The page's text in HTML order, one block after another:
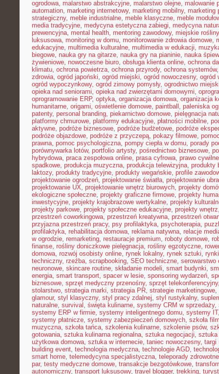
ogrodowa, malarstwo abstrakcyjne, malarstwo olejne, malowanie
automation, marketing internetowy, marketing mobilny, marketing
strategiczny, meble industrialne, meble klasyczne, meble
media tradycyjne, medycyna estetyczna zabiegi, medycyna
prewencyjna, mental health, mentoring zawodowy, miejskie rośliny
luksusowa, monitoring w domu, monitorowanie zdrowia domowe,
edukacyjne, multimedia kulturalne, multimedia w edukacji,
biegowe, nauka gry na gitarze, nauka gry na pianinie, nauka
żywieniowe, nowoczesne biuro, obsługa klienta online, ochrona
klimatu, ochrona powietrza, ochrona przyrody, ochrona systemów
zdrowia, ogród japoński, ogród miejski, ogród nowoczesny, ogród
ogród wypoczynkowy, ogród zimowy pomysły, ogrodnictwo
opieka nad seniorami, opieka nad zwierzętami domowymi,
oprogramowanie ERP, optyka, organizacja domowa, organizacja
humanitarne, origami, oświetlenie domowe, paintball , paleniska
patenty, personal branding, piekarnictwo domowe, pielęgnacja
platformy chmurowe, platformy edukacyjne, płatności mobilne,
aktywne, podróże biznesowe, podróże budżetowe, podróże
podróże objazdowe, podróże z przyczepą, pokazy filmowe,
prawna, pomoc psychologiczna, pompy ciepła w domu, porady
porównywarka lotów, portfolio artysty, pośrednictwo biznesowe,
hybrydowa, praca zespołowa online, prasa cyfrowa, prawo
spadkowe, produkcja muzyczna, produkcja telewizyjna, produkty
laktozy, produkty tradycyjne, produkty wegańskie, profile
projektowanie ogrodzeń, projektowanie światła, projektowanie
projektowanie UX, projektowanie wnętrz biurowych, projekty
ekologiczne społeczne, projekty graficzne firmowe, projekty
inwestycyjne, projekty krajobrazowe wertykalne, projekty
projekty parkowe, projekty społeczne edukacyjne, projekty wnętrz
przestrzeń coworkingowa, przestrzeń kreatywna, przestrzeń
przyjazna przestrzeń pracy, psy profilaktyka, psychoterapia,
profilaktyka, rehabilitacja domowa, reklama natywna, relacje
w ogrodzie, remarketing, restauracje premium, roboty domowe,
finanse, rośliny doniczkowe pielęgnacja, rośliny egzotyczne,
domowa, rozwój osobisty online, rynek lokalny, rynek sztuki,
techniczny, rzeźba, scrapbooking, SEO techniczne, serowarstwo
neuronowe, skincare routine, składanie modeli, smart budynki,
energia, smart transport, spacer w lesie, sponsoring wydarzeń,
biznesowe, sprzęt medyczny przenośny, sprzęt telekonferencyjny
stolarstwo, strategia marki, strategia PR, strategie marketingowe,
glamour, styl klasyczny, styl pracy zdalnej, styl rustykalny,
naturalne, survival , święta kulinarne, systemy CRM w sprzedaży,
systemy ERP w firmie, systemy inteligentnego domu, systemy IT
systemy płatnicze, systemy zabezpieczeń domowych, szkoła
muzyczna, szkoła tańca, szkolenia kulinarne, szkolenie psów,
gotowania, sztuka kulinarna regionalna, sztuka negocjacji, sztuka
użytkowa domowa, sztuka w internecie, taniec nowoczesny, targi
building event, technologia medyczna, technologie AGD,
smart home, telemedycyna specjalistyczna, teleporady zdrowotne
par, testy medyczne domowe, transakcje bezgotówkowe,
autonomiczny, transport luksusowy, travel blogger, trekking,